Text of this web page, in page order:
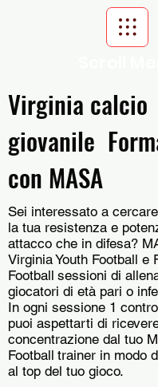
Virginia calcio
giovanile
con MASA
Sei interessato a
la tua resistenza e
attacco che in difesa?
Virginia Youth Football e
Football sessioni di
giocatori di età pari o
In ogni sessione 1
puoi aspettarti di
concentrazione dal tuo
Football trainer in modo
al top del tuo gioco.